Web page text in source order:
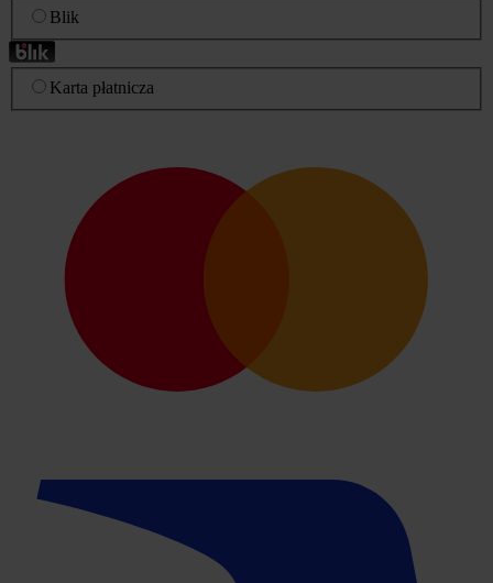
Blik
Karta płatnicza